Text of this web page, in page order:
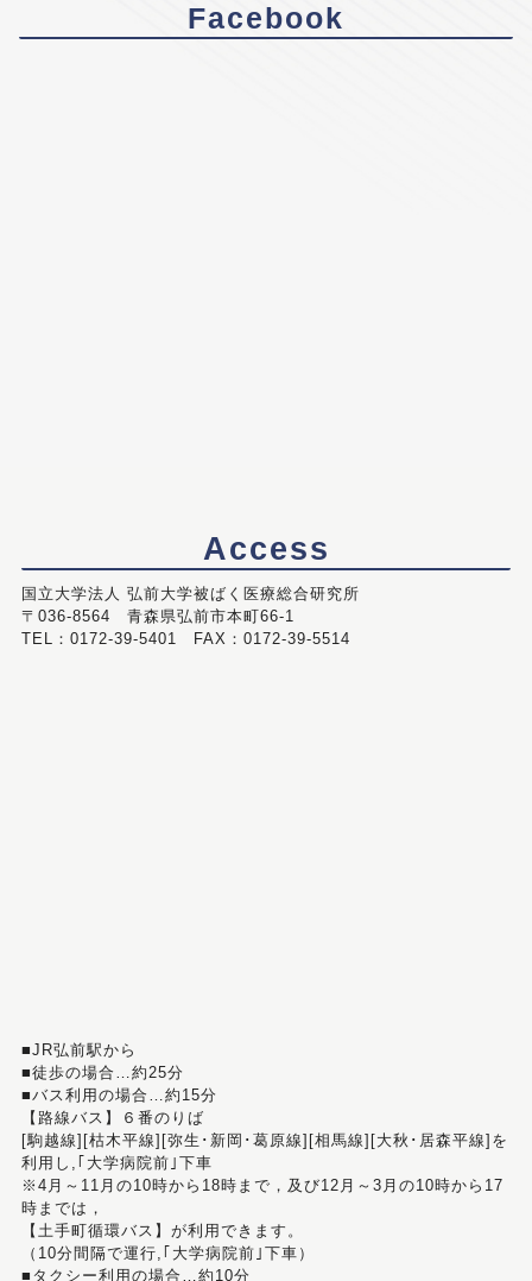
Facebook
Access
国立大学法人 弘前大学被ばく医療総合研究所
〒036-8564 青森県弘前市本町66-1
TEL：0172-39-5401 FAX：0172-39-5514
■JR弘前駅から
■徒歩の場合…約25分
■バス利用の場合…約15分
【路線バス】６番のりば
[駒越線][枯木平線][弥生･新岡･葛原線][相馬線][大秋･居森平線]を
利用し,｢大学病院前｣下車
※4月～11月の10時から18時まで，及び12月～3月の10時から17
時までは，
【土手町循環バス】が利用できます。
（10分間隔で運行,｢大学病院前｣下車）
■タクシー利用の場合…約10分